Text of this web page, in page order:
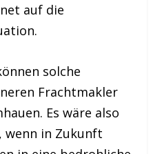
auf die
solche
Frachtmakler
Es wäre also
wenn in Zukunft